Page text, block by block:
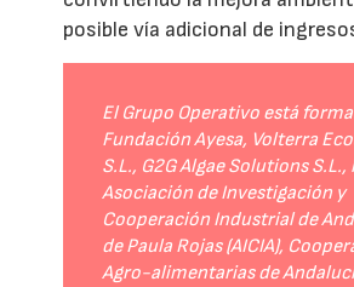
posible vía adicional de
El Grupo Operativo está
Fundación Ayesa, Volterra
S.L., G2G Algae Solutions S.L.,
Asociación de Investigación y
Cooperación Industrial de
de Paula Rojas (AICIA),
Agro-alimentarias de